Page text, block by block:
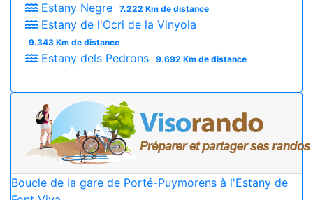
Estany Negre 7.222 Km de distance
Estany de l'Ocri de la Vinyola
9.343 Km de distance
Estany dels Pedrons 9.692 Km de distance
Boucle de la gare de Porté-Puymorens à l'Estany de